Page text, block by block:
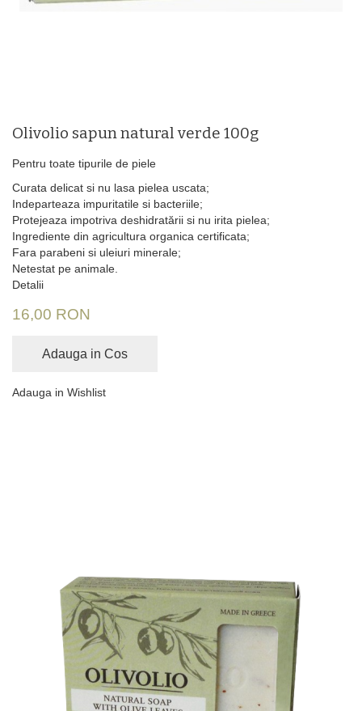
Olivolio sapun natural verde 100g
Pentru toate tipurile de piele
Curata delicat si nu lasa pielea uscata;
Indeparteaza impuritatile si bacteriile;
Protejeaza impotriva deshidratării si nu irita pielea;
Ingrediente din agricultura organica certificata;
Fara parabeni si uleiuri minerale;
Netestat pe animale.
Detalii
16,00 RON
Adauga in Cos
Adauga in Wishlist